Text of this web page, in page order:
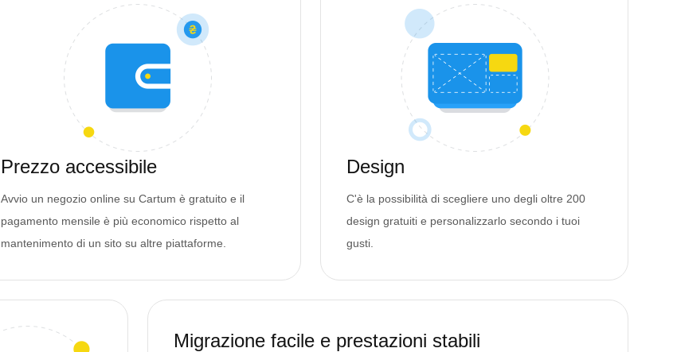
Prezzo accessibile
Avvio un negozio online su Cartum è gratuito e il
pagamento mensile è più economico rispetto al
mantenimento di un sito su altre piattaforme.
Design
C'è la possibilità di scegliere uno degli oltre 200
design gratuiti e personalizzarlo secondo i tuoi
gusti.
Migrazione facile e prestazioni stabili